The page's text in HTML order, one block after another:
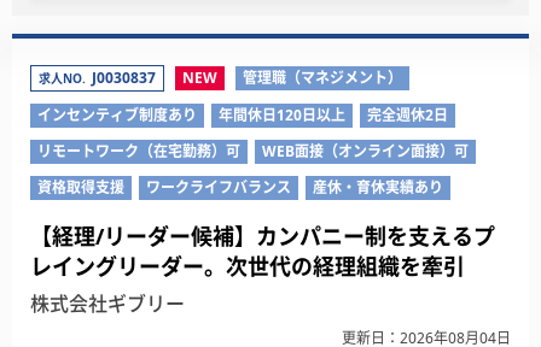
求人NO. J0030837 NEW
管理職（マネジメント）
インセンティブ制度あり
年間休日120日以上
完全週休2日
リモートワーク（在宅勤務）可
WEB面接（オンライン面接）可
資格取得支援
ワークライフバランス 産休・育休実績あり
【経理/リーダー候補】カンパニー制を支えるプ
レイングリーダー。次世代の経理組織を牽引
株式会社ギブリー
更新日：2026年08月04日